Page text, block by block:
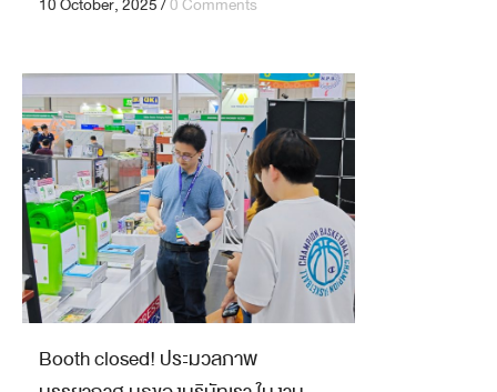
Booth closed! ประมวลภาพ